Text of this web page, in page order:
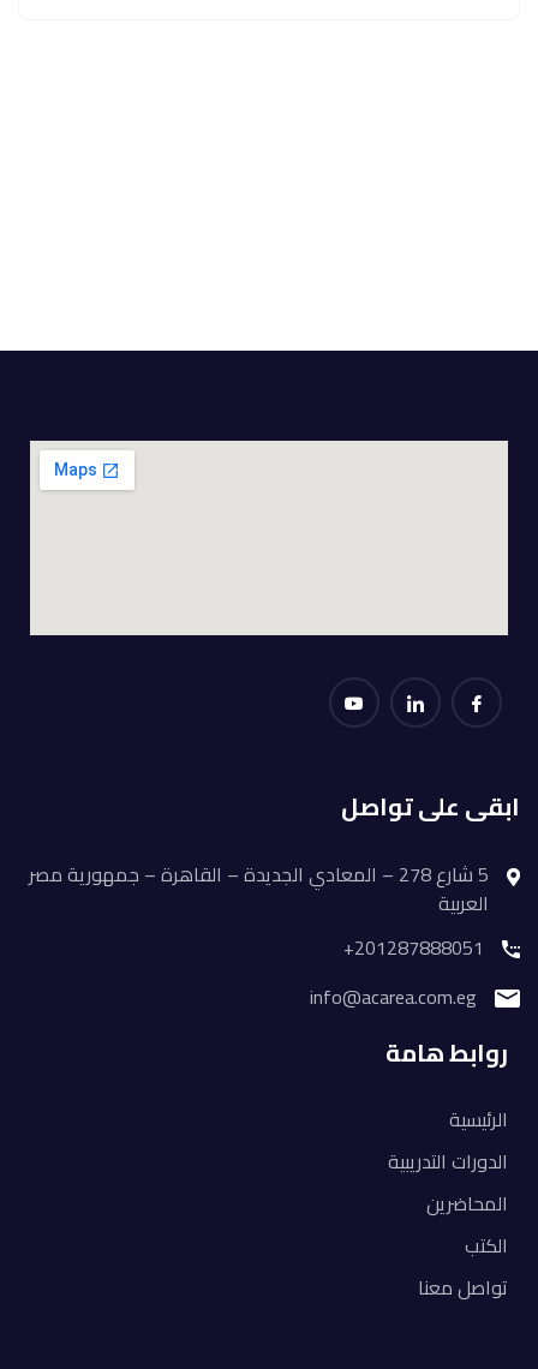
ابقى على تواصل
5 شارع 278 – المعادي الجديدة – القاهرة – جمهورية مصر
العربية
201287888051+
info@acarea.com.eg
روابط هامة
الرئيسية
الدورات التدريبية
المحاضرين
الكتب
تواصل معنا